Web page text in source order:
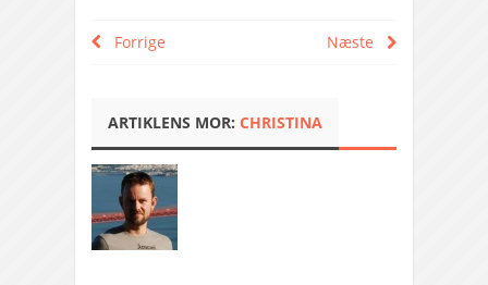
Forrige Næste
ARTIKLENS MOR: CHRISTINA